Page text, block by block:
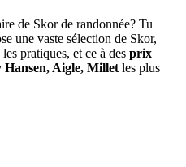
de Skor de randonnée? Tu
une vaste sélection de Skor,
pratiques, et ce à des prix
Aigle, Millet les plus